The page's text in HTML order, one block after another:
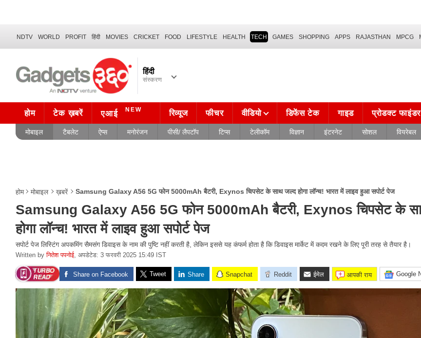
NDTV WORLD PROFIT हिंदी MOVIES CRICKET FOOD LIFESTYLE HEALTH TECH GAMES SHOPPING APPS RAJASTHAN MPCG
हिंदी
संस्करण
होम टेक ख़बरें एआई NEW रिव्यूज फीचर वीडियो डिफेंस टेक गाइड प्रोडक्ट फाइंडर
मोबाइल टैबलेट ऐप्स मनोरंजन पीसी/ लैपटॉप टिप्स टेलीकॉम विज्ञान इंटरनेट सोशल वियरेबल
होम मोबाइल ख़बरें Samsung Galaxy A56 5G फोन 5000mAh बैटरी, Exynos चिपसेट के साथ जल्द होगा लॉन्च! भारत में लाइव हुआ सपोर्ट पेज
Samsung Galaxy A56 5G फोन 5000mAh बैटरी, Exynos चिपसेट के
होगा लॉन्च! भारत में लाइव हुआ सपोर्ट पेज
सपोर्ट पेज लिस्टिंग अपकमिंग सैमसंग डिवाइस के नाम की पुष्टि नहीं करती है, लेकिन इससे यह कंफर्म होता है कि डिवाइस मार्केट में कदम रखने के लिए पूरी तरह से तैयार है।
Written byनितेश पपनोई, अपडेटेड: 3 फरवरी 2025 15:49 IST
Share on Facebook Tweet Share Snapchat Reddit ईमेल आपकी राय Google